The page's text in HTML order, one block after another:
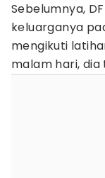
Sebelumnya,
keluarganya
mengikuti
malam hari, dia